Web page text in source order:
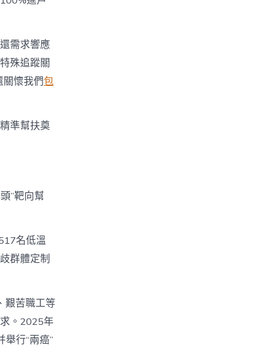
需求響應
殊追蹤關
懷我們包
準幫扶奠
”靶向幫
名低溫
群體定制
艱苦職工等
。2025年
行“兩癌”